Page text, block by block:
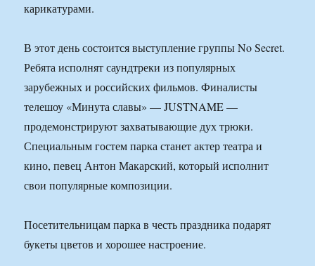
карикатурами.
В этот день состоится выступление группы No Secret.
Ребята исполнят саундтреки из популярных
зарубежных и российских фильмов. Финалисты
телешоу «Минута славы» — JUSTNAME —
продемонстрируют захватывающие дух трюки.
Специальным гостем парка станет актер театра и
кино, певец Антон Макарский, который исполнит
свои популярные композиции.
Посетительницам парка в честь праздника подарят
букеты цветов и хорошее настроение.